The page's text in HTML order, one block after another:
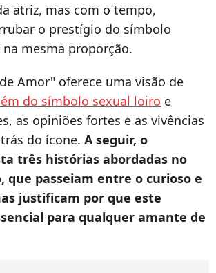
atriz, mas com o tempo,
o prestígio do símbolo
mesma proporção.
Amor" oferece uma visão de
do símbolo sexual loiro e
as opiniões fortes e as vivências
do ícone. A seguir, o
três histórias abordadas no
que passeiam entre o curioso e
justificam por que este
para qualquer amante de